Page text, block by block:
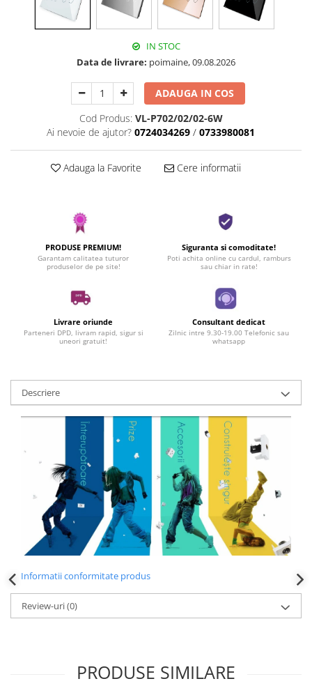
IN STOC
Data de livrare: poimaine, 09.08.2026
ADAUGA IN COS
Cod Produs: VL-P702/02/02-6W
Ai nevoie de ajutor? 0724034269 / 0733980081
Adauga la Favorite Cere informatii
PRODUSE PREMIUM!
Garantam calitatea tuturor
produselor de pe site!
Siguranta si comoditate!
Poti achita online cu cardul, ramburs
sau chiar in rate!
Livrare oriunde
Parteneri DPD, livram rapid, sigur si
uneori gratuit!
Consultant dedicat
Zilnic intre 9.30-19.00 Telefonic sau
whatsapp
Descriere
Informatii conformitate produs
Review-uri(0)
PRODUSE SIMILARE